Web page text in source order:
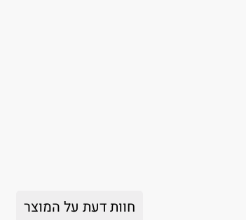
חוות דעת על המוצר